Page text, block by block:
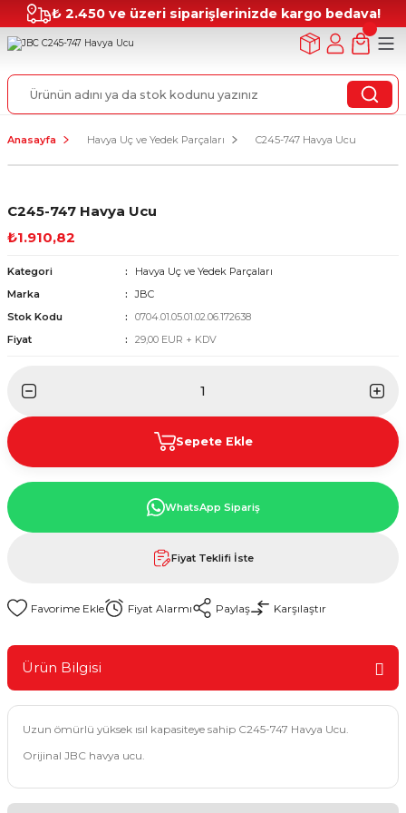
₺ 2.450 ve üzeri siparişlerinizde kargo bedava!
Anasayfa Havya Uç ve Yedek Parçaları C245-747 Havya Ucu
C245-747 Havya Ucu
₺1.910,82
Kategori
Havya Uç ve Yedek Parçaları
Marka
JBC
Stok Kodu
0704.01.05.01.02.06.172638
Fiyat
29,00 EUR + KDV
Sepete Ekle
WhatsApp Sipariş
Fiyat Teklifi İste
Fiyat Alarmı Paylaş Karşılaştır
Ürün Bilgisi
Uzun ömürlü yüksek ısıl kapasiteye sahip C245-747 Havya Ucu.
Orijinal JBC havya ucu.